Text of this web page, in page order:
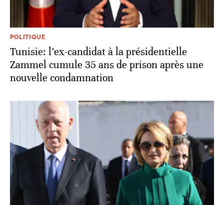
POLITIQUE
Tunisie: l’ex-candidat à la présidentielle
Zammel cumule 35 ans de prison après une
nouvelle condamnation